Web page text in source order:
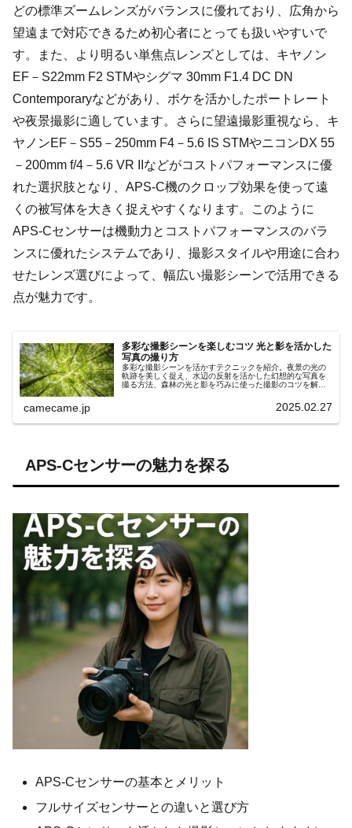
どの標準ズームレンズがバランスに優れており、広角から
望遠まで対応できるため初心者にとっても扱いやすいで
す。また、より明るい単焦点レンズとしては、キヤノン
EF－S22mm F2 STMやシグマ 30mm F1.4 DC DN
Contemporaryなどがあり、ボケを活かしたポートレート
や夜景撮影に適しています。さらに望遠撮影重視なら、キ
ヤノンEF－S55－250mm F4－5.6 IS STMやニコンDX 55
－200mm f/4－5.6 VR IIなどがコストパフォーマンスに優
れた選択肢となり、APS-C機のクロップ効果を使って遠
くの被写体を大きく捉えやすくなります。このように
APS-Cセンサーは機動力とコストパフォーマンスのバラ
ンスに優れたシステムであり、撮影スタイルや用途に合わ
せたレンズ選びによって、幅広い撮影シーンで活用できる
点が魅力です。
多彩な撮影シーンを楽しむコツ 光と影を活かした
写真の撮り方
多彩な撮影シーンを活かすテクニックを紹介。夜景の光の
軌跡を美しく捉え、水辺の反射を活かした幻想的な写真を
撮る方法、森林の光と影を巧みに使った撮影のコツを解
camecame.jp 2025.02.27
APS-Cセンサーの魅力を探る
APS-Cセンサーの基本とメリット
フルサイズセンサーとの違いと選び方